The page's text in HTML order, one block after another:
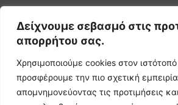
Δείχνουμε σεβασμό στις
απορρήτου σας.
Χρησιμοποιούμε cookies στον
προσφέρουμε την πιο σχετική
απομνημονεύοντας τις προτιμήσεις